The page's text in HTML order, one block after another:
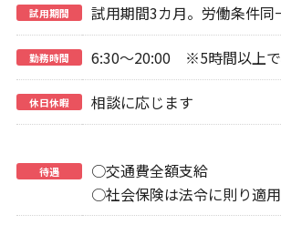
試用期間 試用期間3カ月。労働条件同
勤務時間 6:30～20:00 ※5時間以上で
休日休暇 相談に応じます
待遇
○交通費全額支給
○社会保険は法令に則り適用